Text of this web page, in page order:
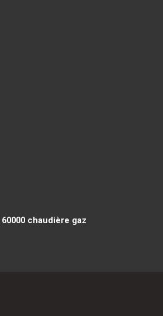
chaudière gaz